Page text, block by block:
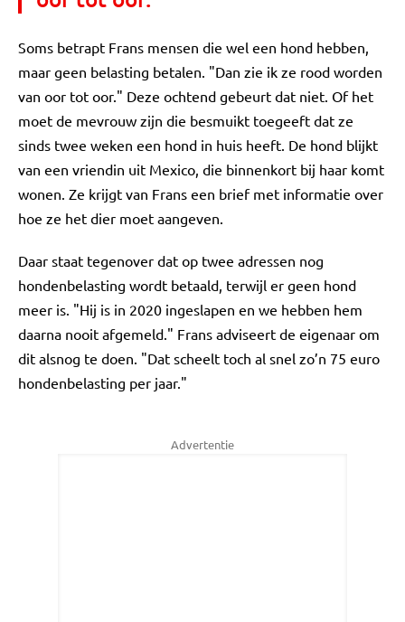
Soms betrapt Frans mensen die wel een hond hebben,
maar geen belasting betalen. "Dan zie ik ze rood worden
van oor tot oor." Deze ochtend gebeurt dat niet. Of het
moet de mevrouw zijn die besmuikt toegeeft dat ze
sinds twee weken een hond in huis heeft. De hond blijkt
van een vriendin uit Mexico, die binnenkort bij haar komt
wonen. Ze krijgt van Frans een brief met informatie over
hoe ze het dier moet aangeven.
Daar staat tegenover dat op twee adressen nog
hondenbelasting wordt betaald, terwijl er geen hond
meer is. "Hij is in 2020 ingeslapen en we hebben hem
daarna nooit afgemeld." Frans adviseert de eigenaar om
dit alsnog te doen. "Dat scheelt toch al snel zo’n 75 euro
hondenbelasting per jaar."
Advertentie